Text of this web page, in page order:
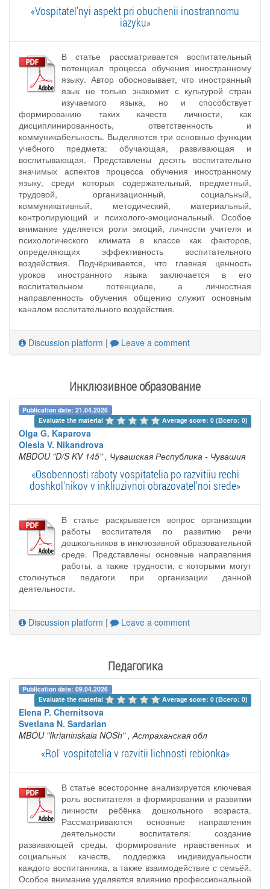
«Vospitatel'nyi aspekt pri obuchenii inostrannomu
iazyku»
В статье рассматривается воспитательный
потенциал процесса обучения иностранному
языку. Автор обосновывает, что иностранный
язык не только знакомит с культурой стран
изучаемого языка, но и способствует
формированию таких качеств личности, как
дисциплинированность, ответственность и
коммуникабельность. Выделяются три основные функции
учебного предмета: обучающая, развивающая и
воспитывающая. Представлены десять воспитательно
значимых аспектов процесса обучения иностранному
языку, среди которых содержательный, предметный,
трудовой, организационный, социальный,
коммуникативный, методический, материальный,
контролирующий и психолого-эмоциональный. Особое
внимание уделяется роли эмоций, личности учителя и
психологического климата в классе как факторов,
определяющих эффективность воспитательного
воздействия. Подчёркивается, что главная ценность
уроков иностранного языка заключается в его
воспитательном потенциале, а личностная
направленность обучения общению служит основным
каналом воспитательного воздействия.
Discussion platform | Leave a comment
Инклюзивное образование
Publication date: 21.04.2026
Evaluate the material
Average score: 0 (Всего: 0)
Olga G. Kaparova
Olesia V. Nikandrova
MBDOU "D/S KV 145" , Чувашская Республика - Чувашия
«Osobennosti raboty vospitatelia po razvitiiu rechi
doshkol'nikov v inkliuzivnoi obrazovatel'noi srede»
В статье раскрывается вопрос организации
работы воспитателя по развитию речи
дошкольников в инклюзивной образовательной
среде. Представлены основные направления
работы, а также трудности, с которыми могут
столкнуться педагоги при организации данной
деятельности.
Discussion platform | Leave a comment
Педагогика
Publication date: 09.04.2026
Evaluate the material
Average score: 0 (Всего: 0)
Elena P. Chernitsova
Svetlana N. Sardarian
MBOU "Ikrianinskaia NOSh" , Астраханская обл
«Rol' vospitatelia v razvitii lichnosti rebionka»
В статье всесторонне анализируется ключевая
роль воспитателя в формировании и развитии
личности ребёнка дошкольного возраста.
Рассматриваются основные направления
деятельности воспитателя: создание
развивающей среды, формирование нравственных и
социальных качеств, поддержка индивидуальности
каждого воспитанника, а также взаимодействие с семьёй.
Особое внимание уделяется влиянию профессиональной